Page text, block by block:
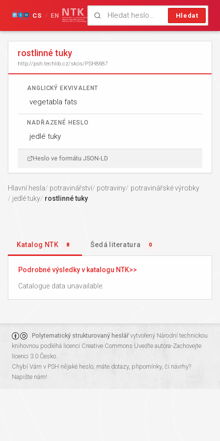
Hledat
CS / EN
rostlinné tuky
http://psh.techlib.cz/skos/PSH8687
ANGLICKÝ EKVIVALENT
vegetabla fats
NADŘAZENÉ HESLO
jedlé tuky
Heslo ve formátu JSON-LD
Hlavní hesla potravinářství potraviny
potravinářské výrobky
jedlé tuky
rostlinné tuky
Katalog NTK 8 Šedá literatura 0
Podrobné výsledky v katalogu NTK
Catalogue data unavailable.
Polytematický strukturovaný heslářvytvořený Národní technickou
knihovnou podléhá licenci Creative Commons Uveďte autora-Zachovejte
licenci 3.0 Česko
Chybí Vám v PSH nějaké heslo, máte dotazy, připomínky, či návrhy?
Napište nám!